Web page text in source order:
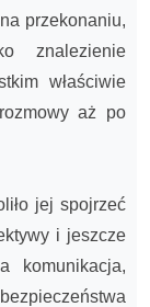
przekonaniu,
znalezienie
właściwie
aż po
jej spojrzeć
i jeszcze
komunikacja,